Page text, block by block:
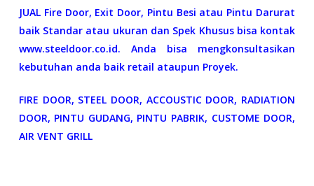
JUAL Fire Door, Exit Door, Pintu Besi atau Pintu Darurat
baik Standar atau ukuran dan Spek Khusus bisa kontak
www.steeldoor.co.id. Anda bisa mengkonsultasikan
kebutuhan anda baik retail ataupun Proyek.
FIRE DOOR, STEEL DOOR, ACCOUSTIC DOOR, RADIATION
DOOR, PINTU GUDANG, PINTU PABRIK, CUSTOME DOOR,
AIR VENT GRILL